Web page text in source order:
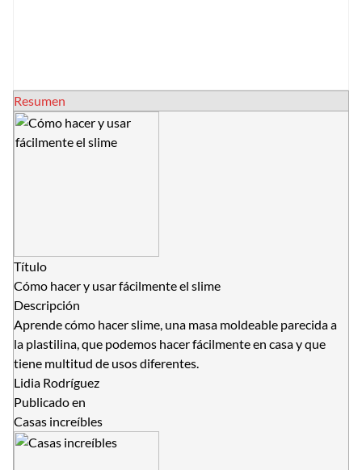
Resumen
Título
Cómo hacer y usar fácilmente el slime
Descripción
Aprende cómo hacer slime, una masa moldeable parecida a
la plastilina, que podemos hacer fácilmente en casa y que
tiene multitud de usos diferentes.
Lidia Rodríguez
Publicado en
Casas increíbles